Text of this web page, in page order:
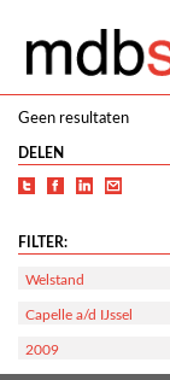
Geen resultaten
DELEN
FILTER:
Welstand
Capelle a/d IJssel
2009